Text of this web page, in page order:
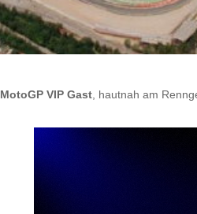
MotoGP VIP Gast, hautnah am